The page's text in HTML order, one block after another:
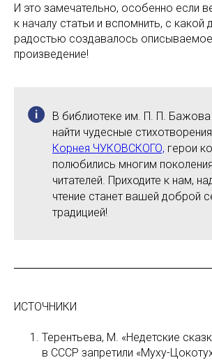
И это замечательно, особенно если
к началу статьи и вспомнить, с какой
радостью создавалось
произведение!
В библиотеке им. П. П.
найти чудесные
Корнея ЧУКОВСКОГО, герои
полюбились многим
читателей. Приходите к нам,
чтение станет вашей доброй
традицией!
ИСТОЧНИКИ
Терентьева, М. «Недетские
в СССР запретили «Муху-